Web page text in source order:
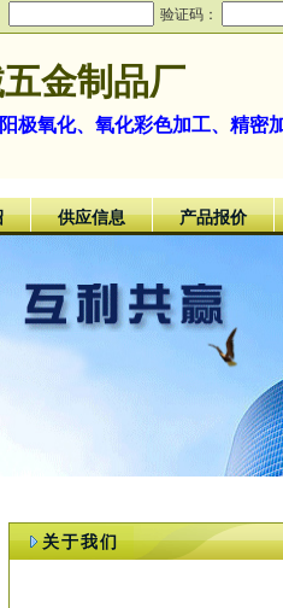
验证码：
金制品厂
极氧化、氧化彩色加工、精密
供应信息 产品报价
关于我们